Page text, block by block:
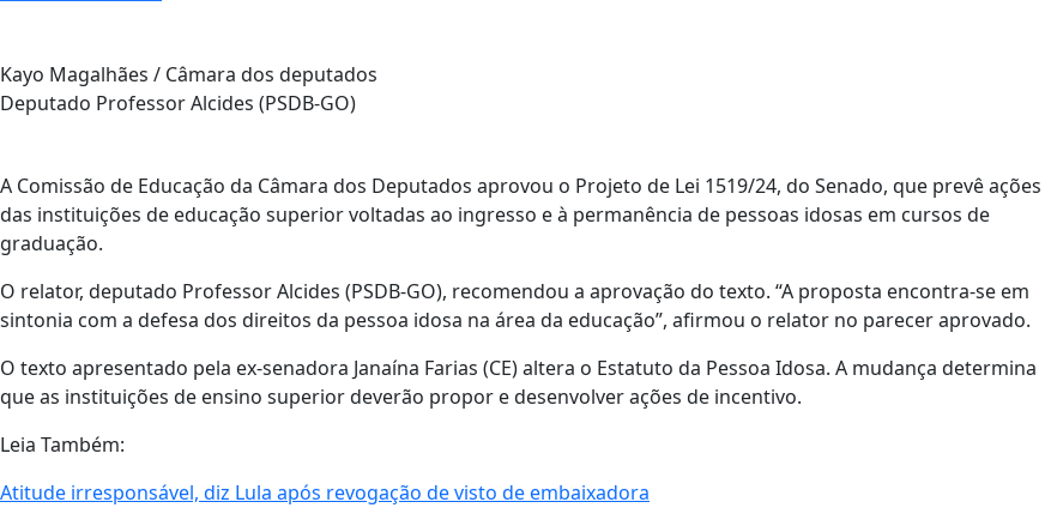
Kayo Magalhães / Câmara dos deputados
Deputado Professor Alcides (PSDB-GO)
A Comissão de Educação da Câmara dos Deputados aprovou o Projeto de Lei 1519/24, do Senado, que prevê ações
das instituições de educação superior voltadas ao ingresso e à permanência de pessoas idosas em cursos de
graduação.
O relator, deputado Professor Alcides (PSDB-GO), recomendou a aprovação do texto. “A proposta encontra-se em
sintonia com a defesa dos direitos da pessoa idosa na área da educação”, afirmou o relator no parecer aprovado.
O texto apresentado pela ex-senadora Janaína Farias (CE) altera o Estatuto da Pessoa Idosa. A mudança determina
que as instituições de ensino superior deverão propor e desenvolver ações de incentivo.
Leia Também:
Atitude irresponsável, diz Lula após revogação de visto de embaixadora